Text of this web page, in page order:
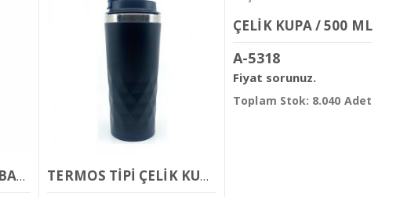
DİAMOND TERMOS BARDAK 480 ML TERMOS TİPİ ÇELİK KUPA BARDAK 450 ML
ÇELİK KUPA / 500 ML
A-5318
Fiyat sorunuz.
Toplam Stok: 8.040 Adet